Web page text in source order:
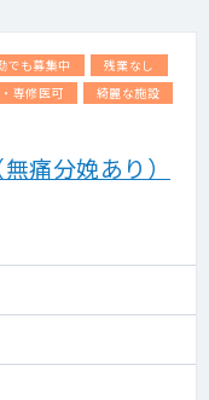
でも募集中
残業なし
専修医可
綺麗な施設
痛分娩あり）